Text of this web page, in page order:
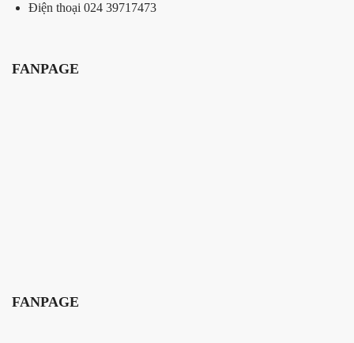
Điện thoại 024 39717473
FANPAGE
FANPAGE